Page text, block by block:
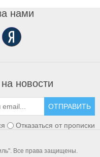
нами
новости
ОТПРАВИТЬ
Отказаться от прописки
Все права защищены.